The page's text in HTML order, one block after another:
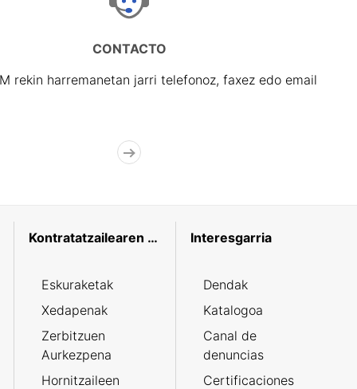
CONTACTO
rekin harremanetan jarri telefonoz, faxez edo email
Kontratatzailearen profila
Eskuraketak
Xedapenak
Zerbitzuen
Aurkezpena
Hornitzaileen
Interesgarria
Dendak
Katalogoa
Canal de
denuncias
Certificaciones